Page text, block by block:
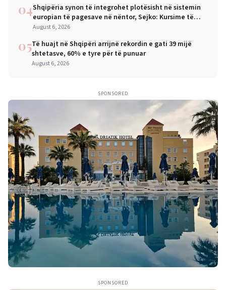
04Shqipëria synon të integrohet plotësisht në sistemin
europian të pagesave në nëntor, Sejko: Kursime të
mëdha për qytetarët dhe bizneset
August 6, 2026
05Të huajt në Shqipëri arrijnë rekordin e gati 39 mijë
shtetasve, 60% e tyre për të punuar
August 6, 2026
SPONSORED
SPONSORED